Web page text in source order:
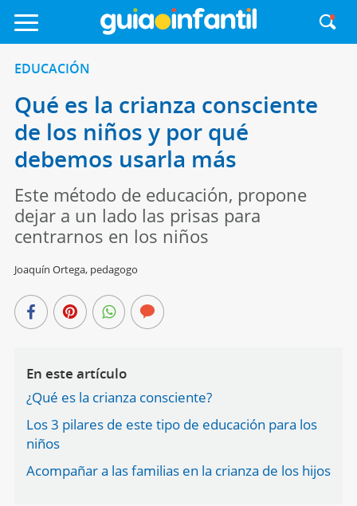
EDUCACIÓN
Qué es la crianza consciente
de los niños y por qué
debemos usarla más
Este método de educación, propone
dejar a un lado las prisas para
centrarnos en los niños
Joaquín Ortega, pedagogo
En este artículo
¿Qué es la crianza consciente?
Los 3 pilares de este tipo de educación para los
niños
Acompañar a las familias en la crianza de los hijos